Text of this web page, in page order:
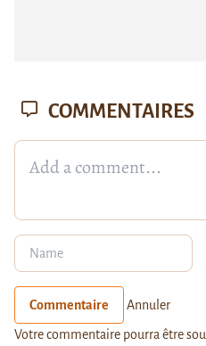
COMMENTAIRES
Commentaire Annuler
Votre commentaire pourra être